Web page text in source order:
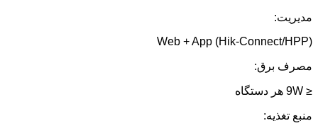
مدیریت:
Web + App (Hik-Connect/HPP)
مصرف برق:
≤ 9W هر دستگاه
منبع تغذیه: